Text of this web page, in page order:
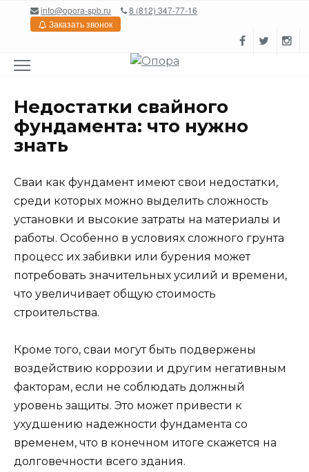
Перейтиinfo@opora-spb.ru
8 (812) 347-77-16
Заказать звонок
Недостатки свайного
фундамента: что нужно
знать
Сваи как фундамент имеют свои недостатки,
среди которых можно выделить сложность
установки и высокие затраты на материалы и
работы. Особенно в условиях сложного грунта
процесс их забивки или бурения может
потребовать значительных усилий и времени,
что увеличивает общую стоимость
строительства.
Кроме того, сваи могут быть подвержены
воздействию коррозии и другим негативным
факторам, если не соблюдать должный
уровень защиты. Это может привести к
ухудшению надежности фундамента со
временем, что в конечном итоге скажется на
долговечности всего здания.